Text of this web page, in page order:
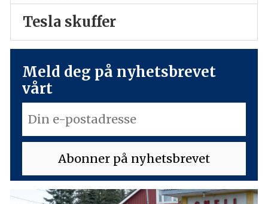
Tesla skuffer
Meld deg på nyhetsbrevet
vårt